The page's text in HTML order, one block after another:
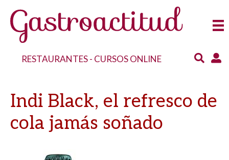
RESTAURANTES- CURSOS ONLINE
Indi Black, el refresco de
cola jamás soñado